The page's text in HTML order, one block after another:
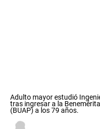
Adulto mayor estudió
tras ingresar a la
(BUAP) a los 79 años.